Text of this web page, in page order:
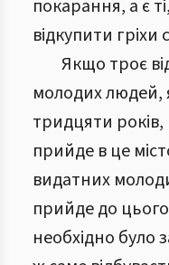
покарання, а є
відкупити гріхи
Якщо троє
молодих людей,
тридцяти
прийде в це
видатних
прийде до
необхідно було